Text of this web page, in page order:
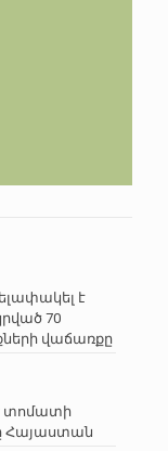
է
70
վաճառքը
տոմատի
Հայաստան